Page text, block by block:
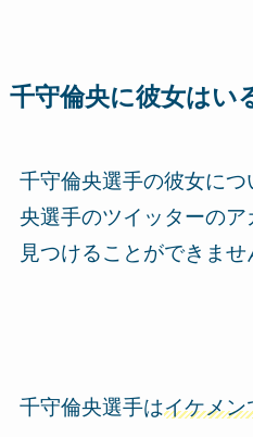
千守倫央に彼女はい
千守倫央選手の彼女に
央選手のツイッターの
見つけることができませ
千守倫央選手はイケメン